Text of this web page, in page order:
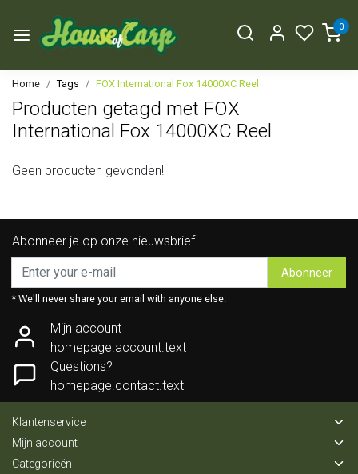
0
Home Tags FOX International Fox 14000XC Reel
Producten getagd met FOX
International Fox 14000XC Reel
Geen producten gevonden!
Abonneer je op onze nieuwsbrief
Abonneer
* We'll never share your email with anyone else.
Mijn account
homepage.account.text
Questions?
homepage.contact.text
Klantenservice
Mijn account
Categorieën